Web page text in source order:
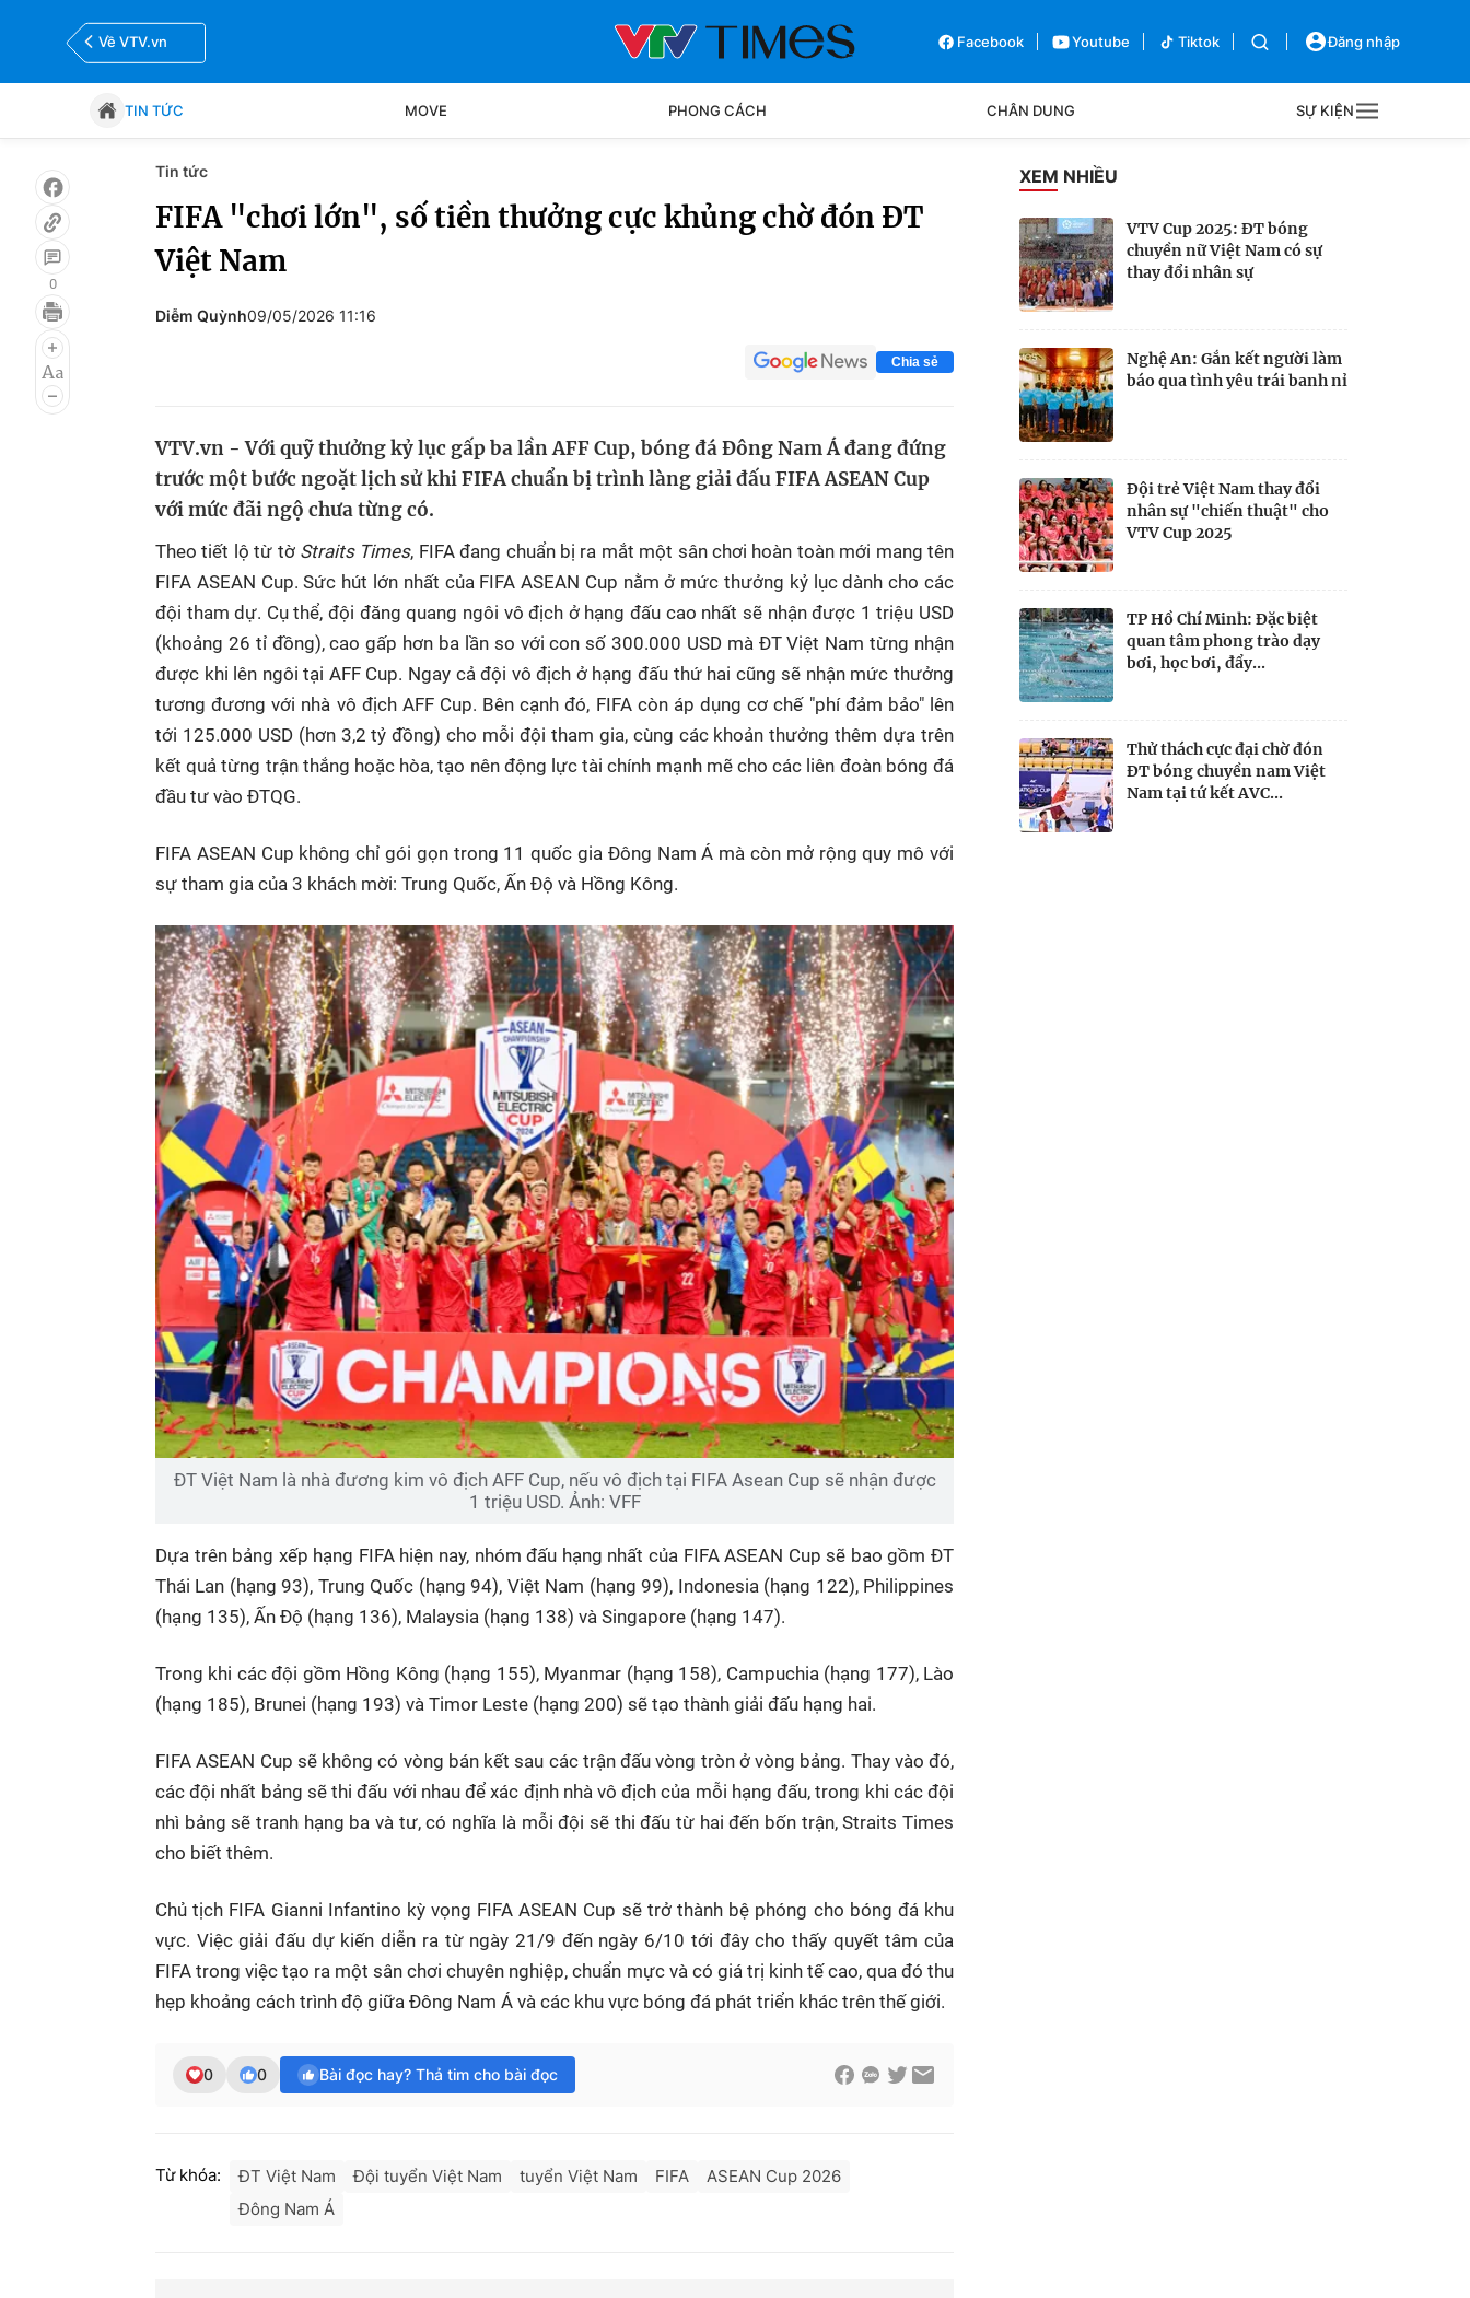
Về VTV.vn Facebook Youtube Tiktok Đăng nhập
TIN TỨC MOVE PHONG CÁCH CHÂN DUNG SỰ KIỆN
Tin tức
Bóng đá Bên lề
0
Tin tức
FIFA "chơi lớn", số tiền thưởng cực khủng chờ đón ĐT
Việt Nam
Diễm Quỳnh09/05/2026 11:16
Chia sẻ
VTV.vn - Với quỹ thưởng kỷ lục gấp ba lần AFF Cup, bóng đá Đông Nam Á đang đứng
trước một bước ngoặt lịch sử khi FIFA chuẩn bị trình làng giải đấu FIFA ASEAN Cup
với mức đãi ngộ chưa từng có.
Theo tiết lộ từ tờ Straits Times, FIFA đang chuẩn bị ra mắt một sân chơi hoàn toàn mới mang tên
FIFA ASEAN Cup. Sức hút lớn nhất của FIFA ASEAN Cup nằm ở mức thưởng kỷ lục dành cho các
đội tham dự. Cụ thể, đội đăng quang ngôi vô địch ở hạng đấu cao nhất sẽ nhận được 1 triệu USD
(khoảng 26 tỉ đồng), cao gấp hơn ba lần so với con số 300.000 USD mà ĐT Việt Nam từng nhận
được khi lên ngôi tại AFF Cup. Ngay cả đội vô địch ở hạng đấu thứ hai cũng sẽ nhận mức thưởng
tương đương với nhà vô địch AFF Cup. Bên cạnh đó, FIFA còn áp dụng cơ chế "phí đảm bảo" lên
tới 125.000 USD (hơn 3,2 tỷ đồng) cho mỗi đội tham gia, cùng các khoản thưởng thêm dựa trên
kết quả từng trận thắng hoặc hòa, tạo nên động lực tài chính mạnh mẽ cho các liên đoàn bóng đá
đầu tư vào ĐTQG.
FIFA ASEAN Cup không chỉ gói gọn trong 11 quốc gia Đông Nam Á mà còn mở rộng quy mô với
sự tham gia của 3 khách mời: Trung Quốc, Ấn Độ và Hồng Kông.
ĐT Việt Nam là nhà đương kim vô địch AFF Cup, nếu vô địch tại FIFA Asean Cup sẽ nhận được
1 triệu USD. Ảnh: VFF
Dựa trên bảng xếp hạng FIFA hiện nay, nhóm đấu hạng nhất của FIFA ASEAN Cup sẽ bao gồm ĐT
Thái Lan (hạng 93), Trung Quốc (hạng 94), Việt Nam (hạng 99), Indonesia (hạng 122), Philippines
(hạng 135), Ấn Độ (hạng 136), Malaysia (hạng 138) và Singapore (hạng 147).
Trong khi các đội gồm Hồng Kông (hạng 155), Myanmar (hạng 158), Campuchia (hạng 177), Lào
(hạng 185), Brunei (hạng 193) và Timor Leste (hạng 200) sẽ tạo thành giải đấu hạng hai.
FIFA ASEAN Cup sẽ không có vòng bán kết sau các trận đấu vòng tròn ở vòng bảng. Thay vào đó,
các đội nhất bảng sẽ thi đấu với nhau để xác định nhà vô địch của mỗi hạng đấu, trong khi các đội
nhì bảng sẽ tranh hạng ba và tư, có nghĩa là mỗi đội sẽ thi đấu từ hai đến bốn trận, Straits Times
cho biết thêm.
Chủ tịch FIFA Gianni Infantino kỳ vọng FIFA ASEAN Cup sẽ trở thành bệ phóng cho bóng đá khu
vực. Việc giải đấu dự kiến diễn ra từ ngày 21/9 đến ngày 6/10 tới đây cho thấy quyết tâm của
FIFA trong việc tạo ra một sân chơi chuyên nghiệp, chuẩn mực và có giá trị kinh tế cao, qua đó thu
hẹp khoảng cách trình độ giữa Đông Nam Á và các khu vực bóng đá phát triển khác trên thế giới.
0 0 Bài đọc hay? Thả tim cho bài đọc
Từ khóa: ĐT Việt Nam Đội tuyển Việt Nam tuyển Việt Nam FIFA
ASEAN Cup 2026
Đông Nam Á
XEM NHIỀU
VTV Cup 2025: ĐT bóng
chuyền nữ Việt Nam có sự
thay đổi nhân sự
Nghệ An: Gắn kết người làm
báo qua tình yêu trái banh nỉ
Đội trẻ Việt Nam thay đổi
nhân sự "chiến thuật" cho
VTV Cup 2025
TP Hồ Chí Minh: Đặc biệt
quan tâm phong trào dạy
bơi, học bơi, đẩy...
Thử thách cực đại chờ đón
ĐT bóng chuyền nam Việt
Nam tại tứ kết AVC...